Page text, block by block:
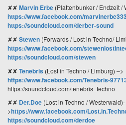
✘✘ Marvin Erbe (Plattenbunker / Endzeit /
https://www.facebook.com/
https://soundcloud.com/derber-sound
✘✘ Stewen (Forwards / Lost in Techno/
https://www.facebook.com/
https://soundcloud.com/stewen
✘✘ Tenebris (Lost in Techno / Limburg) –>
https://www.facebook.com/Tenebris-
https://soundcloud.com/tenebris_techno
✘✘ Der.Doe (Lost in Techno / Westerwald)-
>https://www.facebook.com/
https://soundcloud.com/derdoe